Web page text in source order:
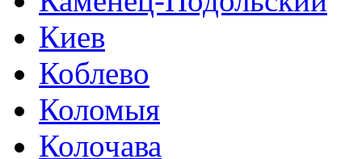
Киев
Коблево
Коломыя
Колочава